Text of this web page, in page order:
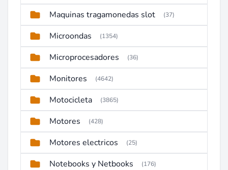
Maquinas tragamonedas slot (37)
Microondas (1354)
Microprocesadores (36)
Monitores (4642)
Motocicleta (3865)
Motores (428)
Motores electricos (25)
Notebooks y Netbooks (176)